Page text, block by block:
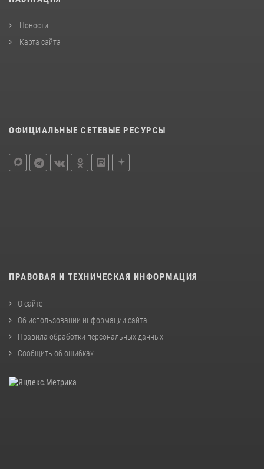
Новости
Карта сайта
ОФИЦИАЛЬНЫЕ СЕТЕВЫЕ РЕСУРСЫ
ПРАВОВАЯ И ТЕХНИЧЕСКАЯ ИНФОРМАЦИЯ
О сайте
Об использовании информации сайта
Правила обработки персональных данных
Сообщить об ошибках